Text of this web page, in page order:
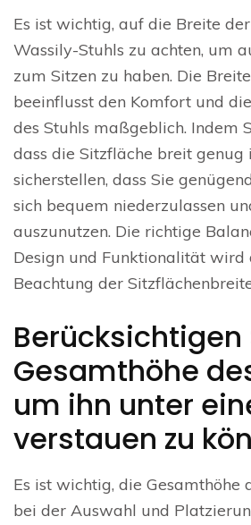
Es ist wichtig, auf die Breite
Wassily-Stuhls zu achten, um
zum Sitzen zu haben. Die
beeinflusst den Komfort und
des Stuhls maßgeblich. Indem
dass die Sitzfläche breit genug
sicherstellen, dass Sie
sich bequem niederzulassen
auszunutzen. Die richtige
Design und Funktionalität wird
Beachtung der
Berücksichtigen
Gesamthöhe
um ihn unter
verstauen zu
Es ist wichtig, die Gesamthöhe
bei der Auswahl und